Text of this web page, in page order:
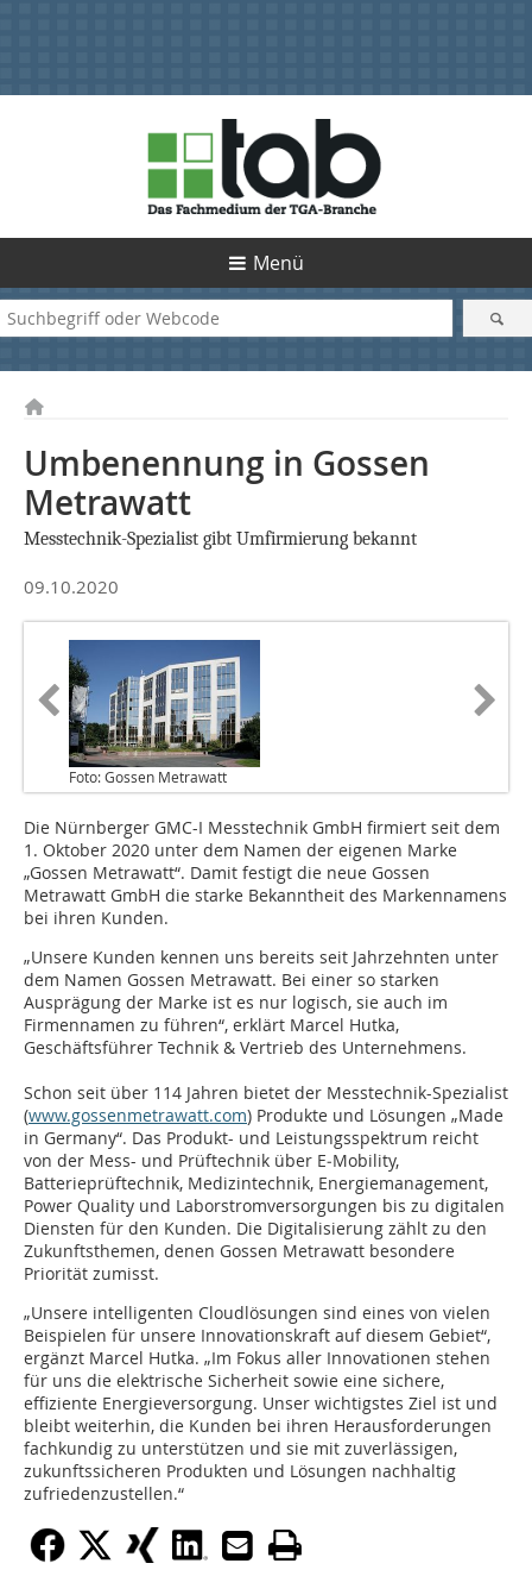
Menü
Umbenennung in Gossen
Metrawatt
Messtechnik-Spezialist gibt Umfirmierung bekannt
09.10.2020
Foto: Gossen Metrawatt
Die Nürnberger GMC-I Messtechnik GmbH firmiert seit dem
1. Oktober 2020 unter dem Namen der eigenen Marke
„Gossen Metrawatt“. Damit festigt die neue Gossen
Metrawatt GmbH die starke Bekanntheit des Markennamens
bei ihren Kunden.
„Unsere Kunden kennen uns bereits seit Jahrzehnten unter
dem Namen Gossen Metrawatt. Bei einer so starken
Ausprägung der Marke ist es nur logisch, sie auch im
Firmennamen zu führen“, erklärt Marcel Hutka,
Geschäftsführer Technik & Vertrieb des Unternehmens.
Schon seit über 114 Jahren bietet der Messtechnik-Spezialist
(www.gossenmetrawatt.com) Produkte und Lösungen „Made
in Germany“. Das Produkt- und Leistungsspektrum reicht
von der Mess- und Prüftechnik über E‑Mobility,
Batterieprüftechnik, Medizintechnik, Energiemanagement,
Power Quality und Laborstromversorgungen bis zu digitalen
Diensten für den Kunden. Die Digitalisierung zählt zu den
Zukunftsthemen, denen Gossen Metrawatt besondere
Priorität zumisst.
„Unsere intelligenten Cloudlösungen sind eines von vielen
Beispielen für unsere Innovationskraft auf diesem Gebiet“,
ergänzt Marcel Hutka. „Im Fokus aller Innovationen stehen
für uns die elektrische Sicherheit sowie eine sichere,
effiziente Energieversorgung. Unser wichtigstes Ziel ist und
bleibt weiterhin, die Kunden bei ihren Herausforderungen
fachkundig zu unterstützen und sie mit zuverlässigen,
zukunftssicheren Produkten und Lösungen nachhaltig
zufriedenzustellen.“